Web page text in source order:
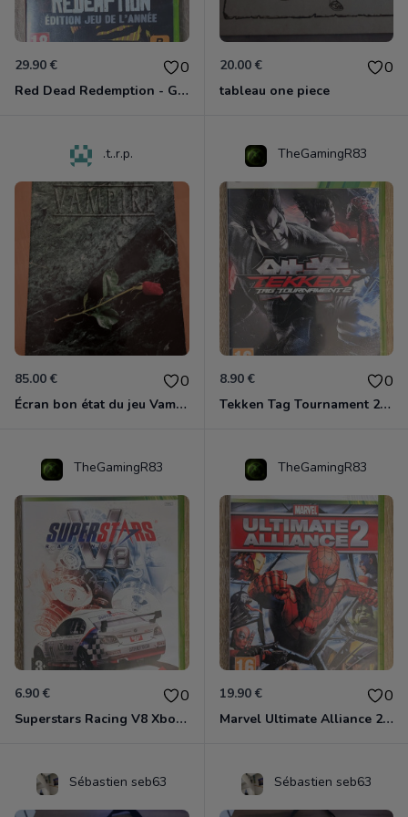
29.90 € 0
Red Dead Redemption - Game Of The Year Xbox 360
20.00 € 0
tableau one piece
.t..r.p.
85.00 € 0
Écran bon état du jeu Vampire et livre de règles « la mascarade » état d’usage
TheGamingR83
8.90 € 0
Tekken Tag Tournament 2 Xbox 360
TheGamingR83
6.90 € 0
Superstars Racing V8 Xbox 360
TheGamingR83
19.90 € 0
Marvel Ultimate Alliance 2 Xbox 360
Sébastien seb63 Sébastien seb63